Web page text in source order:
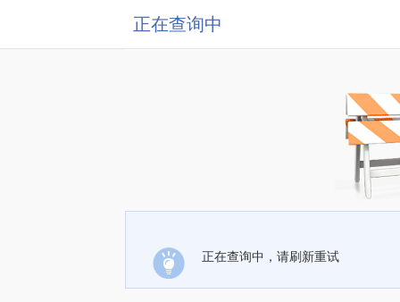
正在查询中
正在查询中，请刷新重试